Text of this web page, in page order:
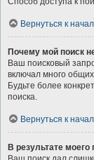
Вернуться к
Почему мой поиск
Ваш поисковый
включал много
Будьте более
поиска.
Вернуться к
В результате